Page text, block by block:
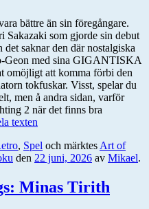
bättre än sin föregångare.
Sakazaki som gjorde sin debut
saknar den där nostalgiska
Geon med sina GIGANTISKA
omöjligt att komma förbi den
tokfuskar. Visst, spelar du
men å andra sidan, varför
2 när det finns bra
texten
, Spel och märktes Art of
den 22 juni, 2026 av Mikael.
Minas Tirith